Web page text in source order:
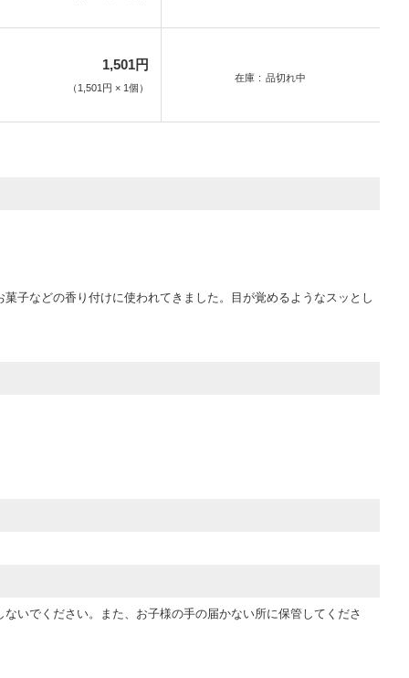
1,501円
（ 1,501円 × 1個 ）
在庫 品切れ中
子などの香り付けに使われてきました。目が覚めるようなスッとし
いでください。また、お子様の手の届かない所に保管してくださ